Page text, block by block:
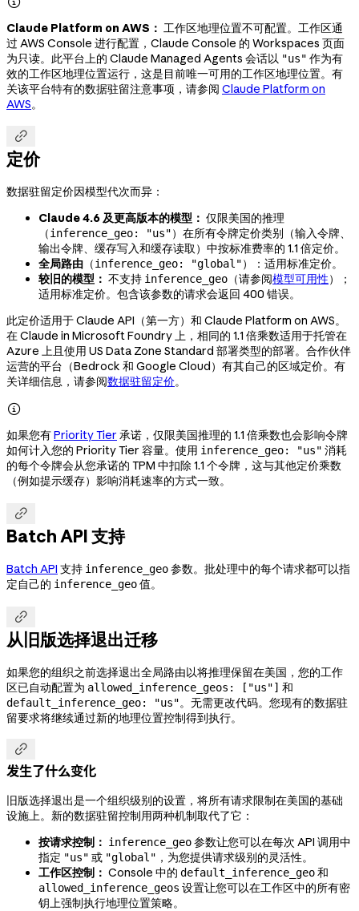
Claude Platform on AWS： 工作区地理位置不可配置。工作区通
过 AWS Console 进行配置，Claude Console 的 Workspaces 页面
为只读。此平台上的 Claude Managed Agents 会话以 "us" 作为有
效的工作区地理位置运行，这是目前唯一可用的工作区地理位置。有
关该平台特有的数据驻留注意事项，请参阅 Claude Platform on
AWS。

定价
数据驻留定价因模型代次而异：
Claude 4.6 及更高版本的模型： 仅限美国的推理
（inference_geo: "us"）在所有令牌定价类别（输入令牌、
输出令牌、缓存写入和缓存读取）中按标准费率的 1.1 倍定价。
全局路由 （inference_geo: "global"）：适用标准定价。
较旧的模型： 不支持 inference_geo （请参阅模型可用性）；
适用标准定价。包含该参数的请求会返回 400 错误。
此定价适用于 Claude API（第一方）和 Claude Platform on AWS。
在 Claude in Microsoft Foundry 上，相同的 1.1 倍乘数适用于托管在
Azure 上且使用 US Data Zone Standard 部署类型的部署。合作伙伴
运营的平台（Bedrock 和 Google Cloud）有其自己的区域定价。有
关详细信息，请参阅数据驻留定价。

如果您有Priority Tier 承诺，仅限美国推理的 1.1 倍乘数也会影响令牌
如何计入您的 Priority Tier 容量。使用 inference_geo: "us" 消耗
的每个令牌会从您承诺的 TPM 中扣除 1.1 个令牌，这与其他定价乘数
（例如提示缓存）影响消耗速率的方式一致。

Batch API 支持
Batch API 支持 inference_geo参数。批处理中的每个请求都可以指
定自己的 inference_geo值。

从旧版选择退出迁移
如果您的组织之前选择退出全局路由以将推理保留在美国，您的工作
区已自动配置为 allowed_inference_geos: ["us"] 和
default_inference_geo: "us"。无需更改代码。您现有的数据驻
留要求将继续通过新的地理位置控制得到执行。

发生了什么变化
旧版选择退出是一个组织级别的设置，将所有请求限制在美国的基础
设施上。新的数据驻留控制用两种机制取代了它：
按请求控制： inference_geo参数让您可以在每次 API 调用中
指定 "us" 或 "global" ，为您提供请求级别的灵活性。
工作区控制： Console 中的 default_inference_geo和
allowed_inference_geos 设置让您可以在工作区中的所有密
钥上强制执行地理位置策略。